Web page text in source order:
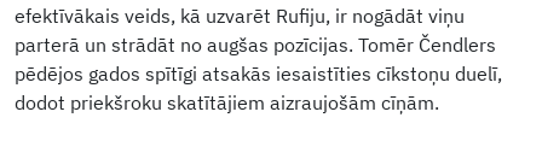
efektīvākais veids, kā uzvarēt Rufiju, ir nogādāt viņu
parterā un strādāt no augšas pozīcijas. Tomēr Čendlers
pēdējos gados spītīgi atsakās iesaistīties cīkstoņu duelī,
dodot priekšroku skatītājiem aizraujošām cīņām.